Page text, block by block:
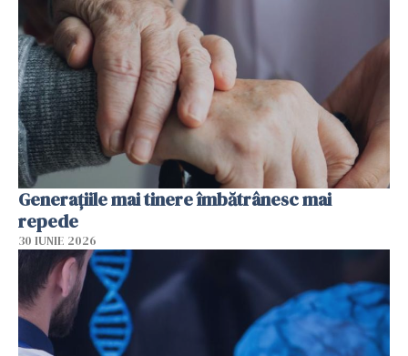
Generațiile mai tinere îmbătrânesc mai
repede
30 IUNIE 2026